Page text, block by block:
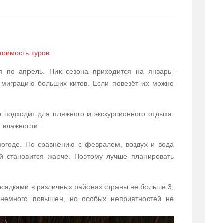
туров
апрель. Пик сезона приходится на январь-
больших китов. Если повезёт их можно
для пляжного и экскурсионного отдыха.
По сравнению с февралем, воздух и вода
жарче. Поэтому лучше планировать
в различных районах страны не больше 3,
повышен, но особых неприятностей не